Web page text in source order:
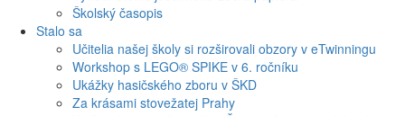
Školský časopis
Stalo sa
Učitelia našej školy si rozširovali obzory v eTwinningu
Workshop s LEGO® SPIKE v 6. ročníku
Ukážky hasičského zboru v ŠKD
Za krásami stovežatej Prahy